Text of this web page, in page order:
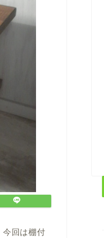
今回は棚付